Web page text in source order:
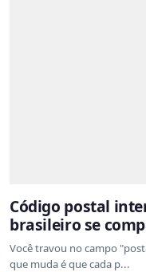
Código postal
brasileiro se
sistemas de
Você travou no campo
que muda é que cada p...